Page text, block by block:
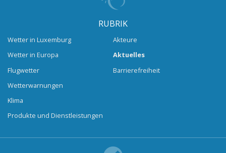
RUBRIK
Wetter in Luxemburg
Wetter in Europa
Flugwetter
Wetterwarnungen
Klima
Produkte und Dienstleistungen
Akteure
Aktuelles
Barrierefreiheit